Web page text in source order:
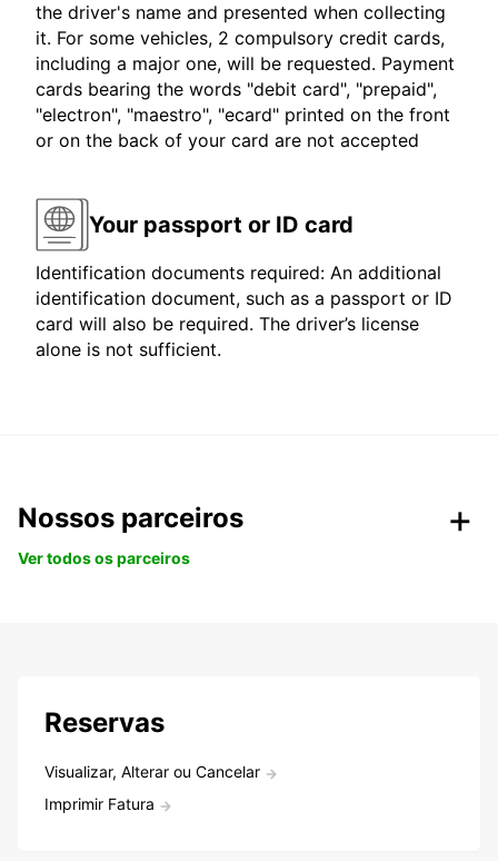
the driver's name and presented when collecting
it. For some vehicles, 2 compulsory credit cards,
including a major one, will be requested. Payment
cards bearing the words "debit card", "prepaid",
"electron", "maestro", "ecard" printed on the front
or on the back of your card are not accepted
Your passport or ID card
Identification documents required: An additional
identification document, such as a passport or ID
card will also be required. The driver’s license
alone is not sufficient.
Nossos parceiros
Ver todos os parceiros
Reservas
Visualizar, Alterar ou Cancelar
Imprimir Fatura